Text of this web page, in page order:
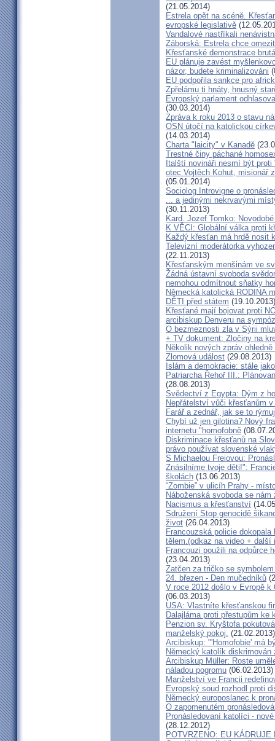
(21.05.2014)
Estrela opět na scéně.
evropské legislativě
Vandalové nastříkali
Záborská: Estrela chce
Křesťanské demonstrace
EU plánuje zavést
názor, budete kriminalizováni
EU podpořila sankce pro
Zpřelámu ti hnáty, hnusný
Evropský parlament
(30.03.2014)
Zpráva k roku 2013 o stavu
OSN útočí na katolickou
(14.03.2014)
Charta "laicity" v Kanadě
Trestné činy páchané
Italští novináři nesmí být
otec Vojtěch Kohut, misionář
(05.01.2014)
Sociolog Introvigne o
... a jedinými nekrvavými
(30.11.2013)
Kard. Jozef Tomko:
K VĚCI: Globální válka proti
Každý křesťan má hrdě nosit
Televizní moderátorka
(22.11.2013)
Křesťanským menšinám ve
Žádná ústavní svoboda
nemohou odmítnout sňatky
Německá katolická RODINA
DĚTI před státem (19.10.2013)
Křesťané mají bojovat proti
arcibiskup Denveru na
O bezmeznosti zla v Sýrii
+ TV dokument: Zločiny na
Několik nových zpráv
Zlomová událost (29.08.2013)
Islám a demokracie: stále
Patriarcha Řehoř III.:
(28.08.2013)
Svědectví z Egypta: Dým z
Nepřátelství vůči křesťanům
Farář a zednář, jak se to
Chybí už jen gilotina? Nový
internetu "homofobně
Diskriminace křesťanů na
právo používat slovenské
S Michaelou Freiovou:
Znásilníme tvoje děti!":
školách (13.06.2013)
“Zombie” v ulicíh Prahy -
Náboženská svoboda se
Nacismus a křesťanství
Sdružení Stop genocidě
život (26.04.2013)
Francouzská policie
tělem.(odkaz na video + další
Francouzi použili na odpůrce
(23.04.2013)
Zatčen za tričko se
24. březen - Den mučedníků
V roce 2012 došlo v Evropě
(06.03.2013)
USA: Vlastníte křesťanskou
Dalajláma proti přestupům ke
Penzion sv. Kryštofa
manželský pokoj. (21.02.2013)
Arcibiskup: "'Homofobie' má
Německý katolík diskrimován
Arcibiskup Müller: Roste
náladou pogromu (06.02.2013)
Manželství ve Francii
Evropský soud rozhodl proti
Německý europoslanec k
O zapomenutém
Pronásledovaní katolíci -
(28.12.2012)
POTVRZENO: EU KÁDRUJE